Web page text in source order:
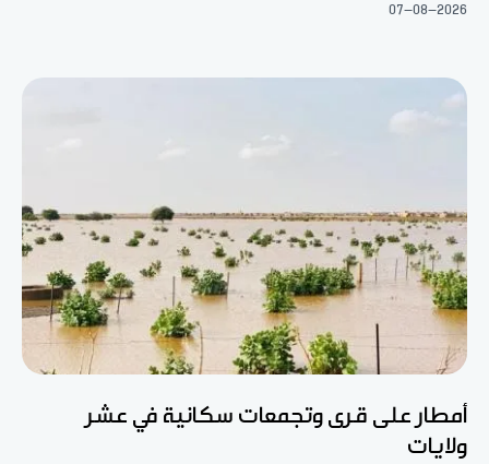
07-08-2026
أمطار على قرى وتجمعات سكانية في عشر
ولايات